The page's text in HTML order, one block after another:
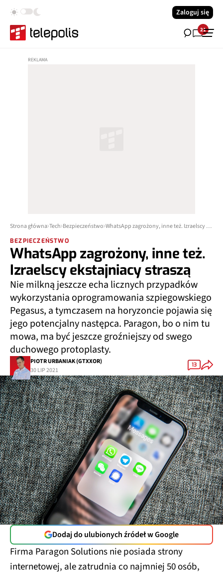
Zaloguj się
21
Strona główna Tech Bezpieczeństwo WhatsApp zagrożony, inne też. Izraelscy ekstajniacy straszą
BEZPIECZEŃSTWO
WhatsApp zagrożony, inne też.
Izraelscy ekstajniacy straszą
Nie milkną jeszcze echa licznych przypadków
wykorzystania oprogramowania szpiegowskiego
Pegasus, a tymczasem na horyzoncie pojawia się
jego potencjalny następca. Paragon, bo o nim tu
mowa, ma być jeszcze groźniejszy od swego
duchowego protoplasty.
PIOTR URBANIAK (GTXXOR)
30 LIP 2021
13
Dodaj do ulubionych źródeł w Google
Firma Paragon Solutions nie posiada strony
internetowej, ale zatrudnia co najmniej 50 osób,